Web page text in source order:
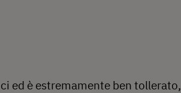
ed è estremamente ben tollerato,